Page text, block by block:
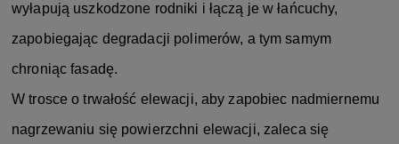
wyłapują uszkodzone rodniki i łączą je w łańcuchy,
zapobiegając degradacji polimerów, a tym samym
chroniąc fasadę.
W trosce o trwałość elewacji, aby zapobiec nadmiernemu
nagrzewaniu się powierzchni elewacji, zaleca się